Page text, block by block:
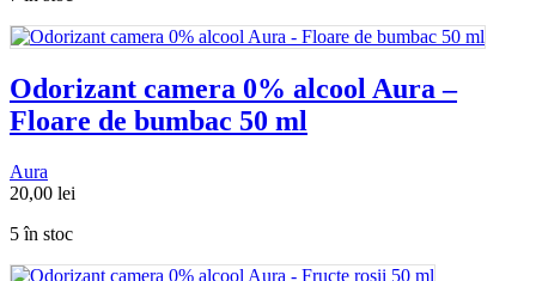
Odorizant camera 0% alcool Aura –
Floare de bumbac 50 ml
Aura
20,00 lei
5 în stoc